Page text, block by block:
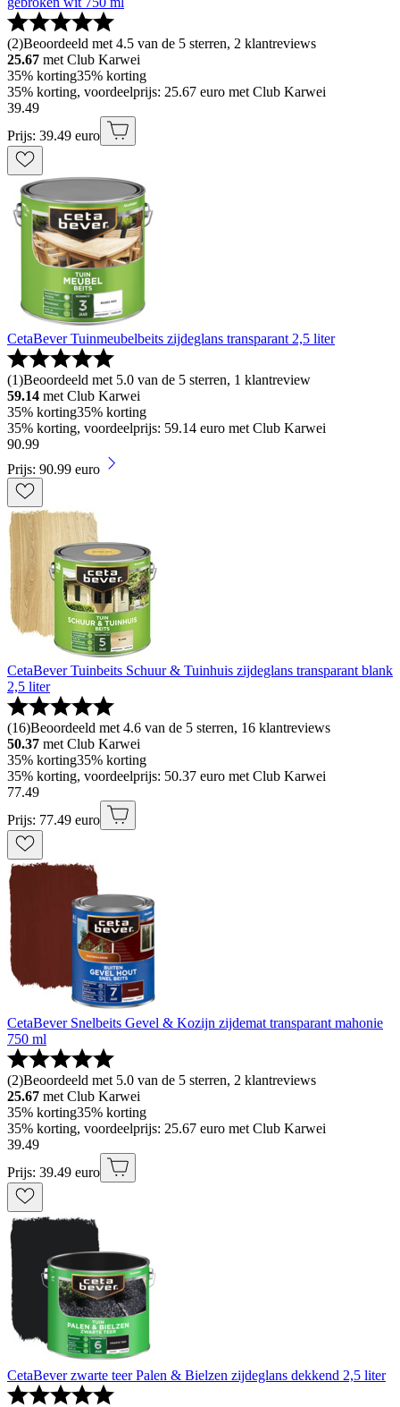
(2)Beoordeeld met 4.5 van de 5 sterren, 2 klantreviews
25.67 met Club Karwei
35% korting35% korting
35% korting, voordeelprijs: 25.67 euro met Club Karwei
39.49
Prijs: 39.49 euro
CetaBever Tuinmeubelbeits zijdeglans transparant 2,5 liter
(1)Beoordeeld met 5.0 van de 5 sterren, 1 klantreview
59.14 met Club Karwei
35% korting35% korting
35% korting, voordeelprijs: 59.14 euro met Club Karwei
90.99
Prijs: 90.99 euro
CetaBever Tuinbeits Schuur & Tuinhuis zijdeglans transparant blank
2,5 liter
(16)Beoordeeld met 4.6 van de 5 sterren, 16 klantreviews
50.37 met Club Karwei
35% korting35% korting
35% korting, voordeelprijs: 50.37 euro met Club Karwei
77.49
Prijs: 77.49 euro
CetaBever Snelbeits Gevel & Kozijn zijdemat transparant mahonie
750 ml
(2)Beoordeeld met 5.0 van de 5 sterren, 2 klantreviews
25.67 met Club Karwei
35% korting35% korting
35% korting, voordeelprijs: 25.67 euro met Club Karwei
39.49
Prijs: 39.49 euro
CetaBever zwarte teer Palen & Bielzen zijdeglans dekkend 2,5 liter